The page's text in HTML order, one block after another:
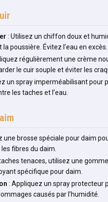
: Utilisez un chiffon doux et
poussière. Évitez l’eau en excès.
régulièrement une crème
le cuir souple et éviter les
un spray imperméabilisant pour
les taches et l’eau.
une brosse spéciale pour daim
fibres du daim.
tenaces, utilisez une
spécifique pour daim.
: Appliquez un spray protecteur
causés par l’humidité.